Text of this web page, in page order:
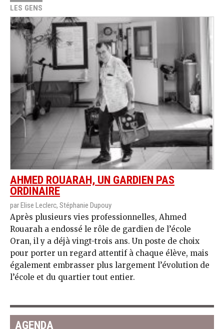
LES GENS
AHMED ROUARAH, UN GARDIEN PAS
ORDINAIRE
par Elise Leclerc, Stéphanie Dupouy
Après plusieurs vies professionnelles, Ahmed
Rouarah a endossé le rôle de gardien de l’école
Oran, il y a déjà vingt-trois ans. Un poste de choix
pour porter un regard attentif à chaque élève, mais
également embrasser plus largement l’évolution de
l’école et du quartier tout entier.
AGENDA